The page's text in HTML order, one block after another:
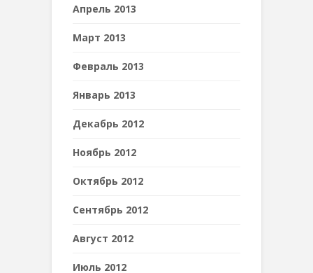
Апрель 2013
Март 2013
Февраль 2013
Январь 2013
Декабрь 2012
Ноябрь 2012
Октябрь 2012
Сентябрь 2012
Август 2012
Июль 2012